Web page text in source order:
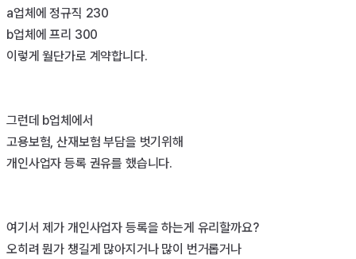
a업체에 정규직 230
b업체에 프리 300
이렇게 월단가로 계약합니다.
그런데 b업체에서
고용보험, 산재보험 부담을 벗기위해
개인사업자 등록 권유를 했습니다.
여기서 제가 개인사업자 등록을 하는게 유리할까요?
오히려 뭔가 챙길게 많아지거나 많이 번거롭거나